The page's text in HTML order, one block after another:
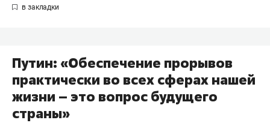
Путин: «Обеспечение прорывов
практически во всех сферах нашей
жизни – это вопрос будущего
страны»